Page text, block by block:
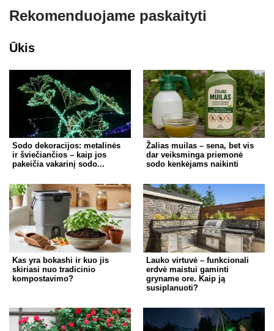
Rekomenduojame paskaityti
Ūkis
Sodo dekoracijos: metalinės
ir šviečiančios – kaip jos
pakeičia vakarinį sodo...
Žalias muilas – sena, bet vis
dar veiksminga priemonė
sodo kenkėjams naikinti
Kas yra bokashi ir kuo jis
skiriasi nuo tradicinio
kompostavimo?
Lauko virtuvė – funkcionali
erdvė maistui gaminti
gryname ore. Kaip ją
susiplanuoti?